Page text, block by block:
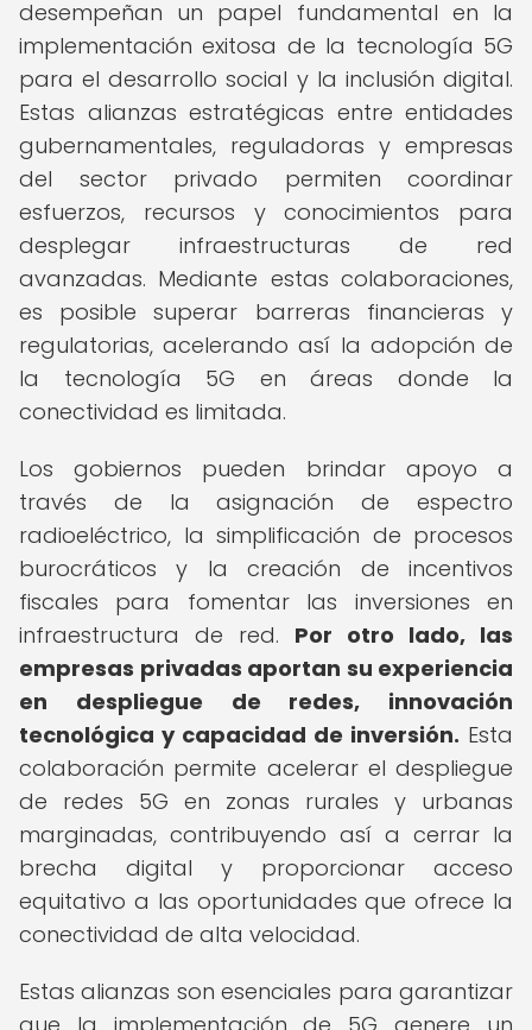
desempeñan un papel fundamental en la
implementación exitosa de la tecnología 5G
para el desarrollo social y la inclusión digital.
Estas alianzas estratégicas entre entidades
gubernamentales, reguladoras y empresas
del sector privado permiten coordinar
esfuerzos, recursos y conocimientos para
desplegar infraestructuras de red
avanzadas. Mediante estas colaboraciones,
es posible superar barreras financieras y
regulatorias, acelerando así la adopción de
la tecnología 5G en áreas donde la
conectividad es limitada.
Los gobiernos pueden brindar apoyo a
través de la asignación de espectro
radioeléctrico, la simplificación de procesos
burocráticos y la creación de incentivos
fiscales para fomentar las inversiones en
infraestructura de red. Por otro lado, las
empresas privadas aportan su experiencia
en despliegue de redes, innovación
tecnológica y capacidad de inversión. Esta
colaboración permite acelerar el despliegue
de redes 5G en zonas rurales y urbanas
marginadas, contribuyendo así a cerrar la
brecha digital y proporcionar acceso
equitativo a las oportunidades que ofrece la
conectividad de alta velocidad.
Estas alianzas son esenciales para garantizar